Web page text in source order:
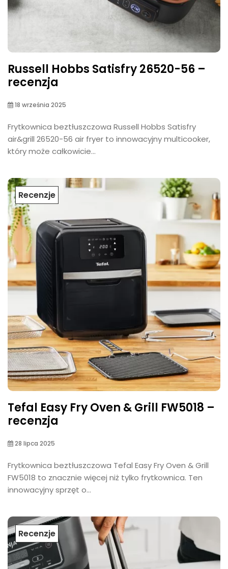
Russell Hobbs Satisfry 26520-56 –
recenzja
18 września 2025
Frytkownica beztłuszczowa Russell Hobbs Satisfry
air&grill 26520-56 air fryer to innowacyjny multicooker,
który może całkowicie...
Recenzje
Tefal Easy Fry Oven & Grill FW5018 –
recenzja
28 lipca 2025
Frytkownica beztłuszczowa Tefal Easy Fry Oven & Grill
FW5018 to znacznie więcej niż tylko frytkownica. Ten
innowacyjny sprzęt o...
Recenzje